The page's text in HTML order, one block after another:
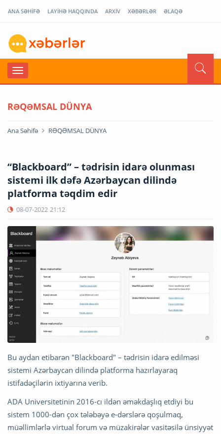
ANA SƏHİFƏ LAYİHƏ HAQQINDA ARXİV XƏBƏRLƏR ƏLAQƏ
RƏQƏMSAL DÜNYA
Ana Səhifə RƏQƏMSAL DÜNYA
“Blackboard” – tədrisin idarə olunması
sistemi ilk dəfə Azərbaycan dilində
platforma təqdim edir
08-07-2022 21:12
Bu aydan etibarən "Blackboard" – tədrisin idarə edilməsi
sistemi Azərbaycan dilində platforma hazırlayaraq
istifadəçilərin ixtiyarına verib.
ADA Universitetinin 2016-cı ildən əməkdaşlıq etdiyi bu
sistem 1000-dən çox tələbəyə e-dərslərə qoşulmaq,
müəllimlərlə virtual forum və müzakirələr vasitəsilə ünsiyyət